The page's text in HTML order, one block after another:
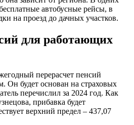
автобусные рейсы, в
на проезд до дачных участков.
для работающих
перерасчет пенсий
Он будет основан на страховых
перечислил за 2024 год. Как
прибавка будет
верхний предел – 437,07